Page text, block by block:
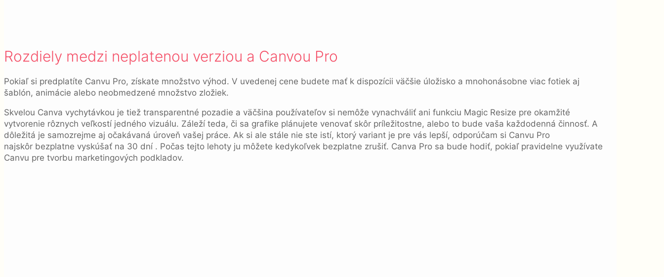
Rozdiely medzi neplatenou verziou a Canvou Pro
Pokiaľ si predplatíte Canvu Pro, získate množstvo výhod. V uvedenej cene budete mať k dispozícii väčšie úložisko a mnohonásobne viac fotiek aj
šablón, animácie alebo neobmedzené množstvo zložiek.
Skvelou Canva vychytávkou je tiež transparentné pozadie a väčšina používateľov si nemôže vynachváliť ani funkciu Magic Resize pre okamžité
vytvorenie rôznych veľkostí jedného vizuálu. Záleží teda, či sa grafike plánujete venovať skôr príležitostne, alebo to bude vaša každodenná činnosť. A
dôležitá je samozrejme aj očakávaná úroveň vašej práce. Ak si ale stále nie ste istí, ktorý variant je pre vás lepší, odporúčam si Canvu Pro
najskôr bezplatne vyskúšať na 30 dní . Počas tejto lehoty ju môžete kedykoľvek bezplatne zrušiť. Canva Pro sa bude hodiť, pokiaľ pravidelne využívate
Canvu pre tvorbu marketingových podkladov.